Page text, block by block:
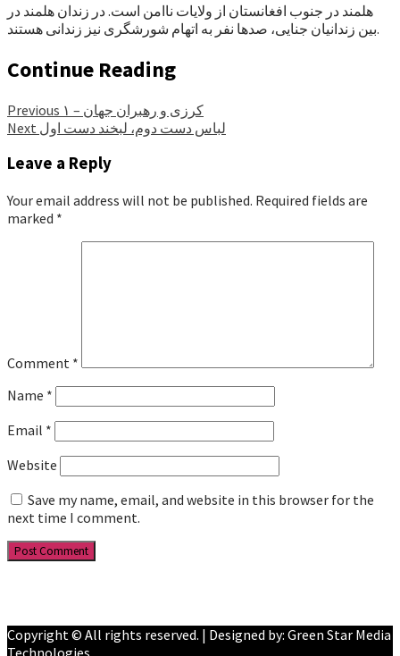
هلمند در جنوب افغانستان از ولایات ناامن است. در زندان هلمند در
بین زندانیان جنایی، صدها نفر به اتهام شورشگری نیز زندانی هستند.
Continue Reading
Previous
کرزی و رهبران جهان – ۱
Next لباس دست دوم، لبخند دست اول
Leave a Reply
Your email address will not be published. Required fields are
marked *
Comment *
Name *
Email *
Website
Save my name, email, and website in this browser for the
next time I comment.
Copyright © All rights reserved. | Designed by: Green Star Media